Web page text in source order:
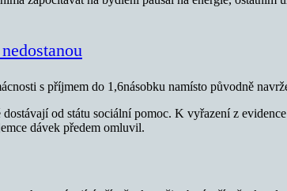
s příjmem do 1,6násobku namísto původně
od státu sociální pomoc. K vyřazení z
dávek předem omluvil.